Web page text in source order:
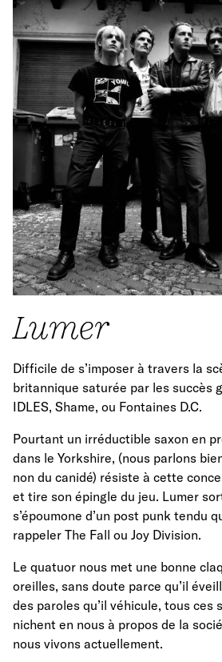
Lumer
Difficile de s’imposer à travers la
britannique saturée par les succès
IDLES, Shame, ou Fontaines D.C.
Pourtant un irréductible saxon en
dans le Yorkshire, (nous parlons
non du canidé) résiste à cette
et tire son épingle du jeu. Lumer
s’époumone d’un post punk tendu
rappeler The Fall ou Joy Division.
Le quatuor nous met une bonne
oreilles, sans doute parce qu’il
des paroles qu’il véhicule, tous ces
nichent en nous à propos de la
nous vivons actuellement.